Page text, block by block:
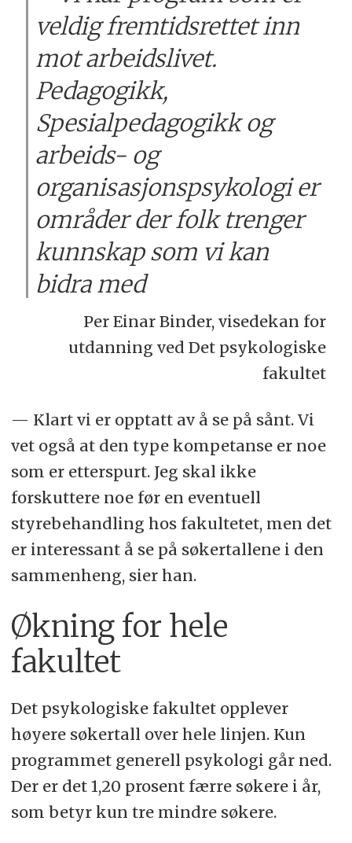
veldig fremtidsrettet inn
mot arbeidslivet.
Pedagogikk,
Spesialpedagogikk og
arbeids- og
organisasjonspsykologi er
områder der folk trenger
kunnskap som vi kan
bidra med
Per Einar Binder, visedekan for
utdanning ved Det psykologiske
fakultet
— Klart vi er opptatt av å se på sånt. Vi
vet også at den type kompetanse er noe
som er etterspurt. Jeg skal ikke
forskuttere noe før en eventuell
styrebehandling hos fakultetet, men det
er interessant å se på søkertallene i den
sammenheng, sier han.
Økning for hele
fakultet
Det psykologiske fakultet opplever
høyere søkertall over hele linjen. Kun
programmet generell psykologi går ned.
Der er det 1,20 prosent færre søkere i år,
som betyr kun tre mindre søkere.